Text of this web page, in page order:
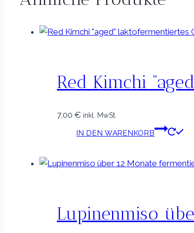
Red Kimchi
7,00€ inkl. MwSt.
IN DEN WARENKORB
Lupinenmiso